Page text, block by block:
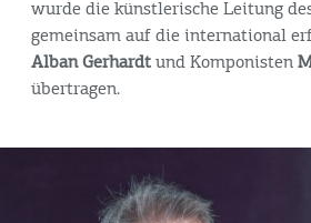
wurde die künstlerische Leitung
gemeinsam auf die international
Alban Gerhardt und Komponisten
übertragen.